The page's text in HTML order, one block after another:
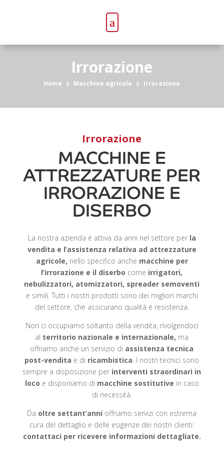
Irrorazione
Home $ Macchine agricole $ Irrorazione
Irrorazione
MACCHINE E
ATTREZZATURE PER
IRRORAZIONE E
DISERBO
La nostra azienda è attiva da anni nel settore per la
vendita e l’assistenza relativa ad attrezzature
agricole, nello specifico anche macchine per
l’irrorazione e il diserbo come irrigatori,
nebulizzatori, atomizzatori, spreader semoventi
e simili. Tutti i nostri prodotti sono dei migliori marchi
del settore, che assicurano qualità e resistenza.
Non ci occupiamo soltanto della vendita, rivolgendoci
al territorio nazionale e internazionale, ma
offriamo anche un servizio di assistenza tecnica
post-vendita e di ricambistica. I nostri tecnici sono
sempre a disposizione per interventi straordinari in
loco e disponiamo di macchine sostitutive in caso
di necessità.
Da oltre settant’anni offriamo servizi con estrema
cura del dettaglio e delle esigenze dei nostri clienti:
contattaci per ricevere informazioni dettagliate.